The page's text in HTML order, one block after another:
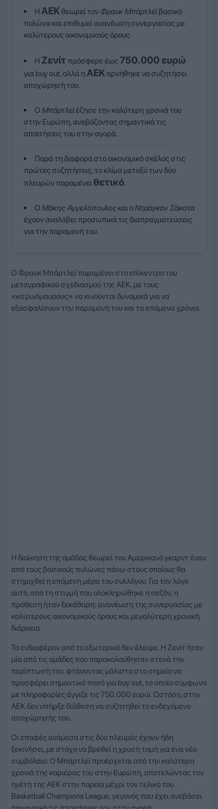
Η ΑΕΚ θεωρεί τον Φρανκ Μπάρτλεϊβασικό
πυλώνα και επιθυμεί ανανέωση συνεργασίας με
καλύτερους οικονομικούς όρους.
Η Ζενίτ πρόσφερε έως 750.000 ευρώ
για buy out, αλλά ηΑΕΚαρνήθηκε να συζητήσει
αποχώρησή του.
Ο Μπάρτλεϊέζησε την καλύτερη χρονιά του
στην Ευρώπη, ανεβάζοντας σημαντικά τις
απαιτήσεις του στην αγορά.
Παρά τη διαφορά στο οικονομικό σκέλος στις
πρώτες συζητήσεις, το κλίμα μεταξύ των δύο
πλευρών παραμένει θετικό.
Ο Μάκης Αγγελόπουλος και ο Ντράγκαν Σάκοτα
έχουν αναλάβει προσωπικά τις διαπραγματεύσεις
για την παραμονή του.
Ο Φρανκ Μπάρτλεϊ παραμένει στο επίκεντρο του
μεταγραφικού σχεδιασμού της ΑΕΚ, με τους
«κιτρινόμαυρους» να κινούνται δυναμικά για να
εξασφαλίσουν την παραμονή του και τα επόμενα χρόνια.
Η διοίκηση της ομάδας θεωρεί τον Αμερικανό γκαρντ έναν
από τους βασικούς πυλώνες πάνω στους οποίους θα
στηριχθεί η επόμενη μέρα του συλλόγου. Για τον λόγο
αυτό, από τη στιγμή που ολοκληρώθηκε η σεζόν, η
πρόθεση ήταν ξεκάθαρη: ανανέωση της συνεργασίας με
καλύτερους οικονομικούς όρους και μεγαλύτερη χρονική
διάρκεια.
Το ενδιαφέρον από το εξωτερικό δεν έλειψε. Η Ζενίτ ήταν
μία από τις ομάδες που παρακολούθησαν στενά την
περίπτωσή του, φτάνοντας μάλιστα στο σημείο να
προσφέρει σημαντικό ποσό για buy out, το οποίο σύμφωνα
με πληροφορίες άγγιζε τις 750.000 ευρώ. Ωστόσο, στην
ΑΕΚ δεν υπήρξε διάθεση να συζητηθεί το ενδεχόμενο
αποχώρησής του.
Οι επαφές ανάμεσα στις δύο πλευρές έχουν ήδη
ξεκινήσει, με στόχο να βρεθεί η χρυσή τομή για ένα νέο
συμβόλαιο. Ο Μπάρτλεϊ προέρχεται από την καλύτερη
χρονιά της καριέρας του στην Ευρώπη, αποτελώντας τον
ηγέτη της ΑΕΚ στην πορεία μέχρι τον τελικό του
Basketball Champions League, γεγονός που έχει ανεβάσει